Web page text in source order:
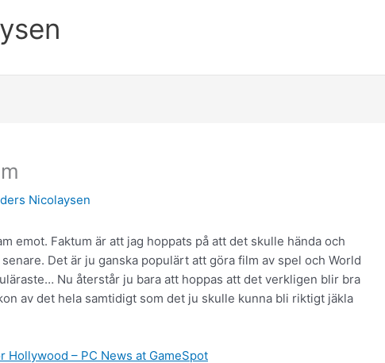
Nicolaysen
emot. Faktum är att jag hoppats på att det skulle hända och
Det är ju ganska populärt att göra film av spel och World
Nu återstår ju bara att hoppas att det verkligen blir bra
av det hela samtidigt som det ju skulle kunna bli riktigt jäkla
Hollywood – PC News at GameSpot